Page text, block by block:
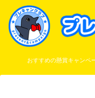
おすすめの懸賞キャンペ